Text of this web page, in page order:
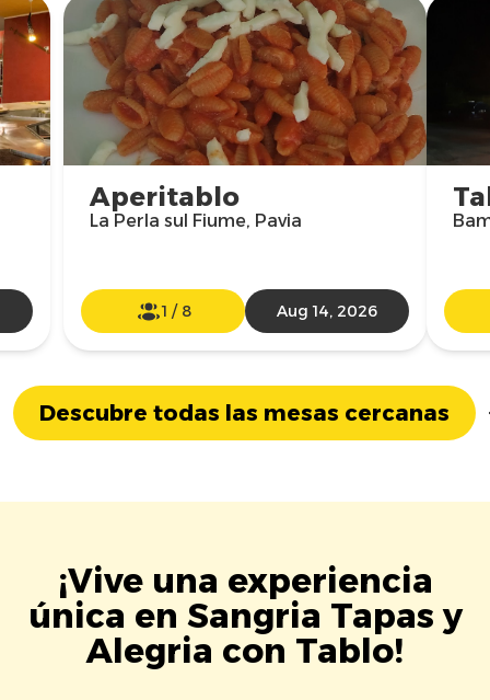
Aperitablo
La Perla sul Fiume, Pavia
1 / 8 Aug 14, 2026
Descubre todas las mesas cercanas
¡Vive una experiencia
única en Sangria Tapas y
Alegria con Tablo!